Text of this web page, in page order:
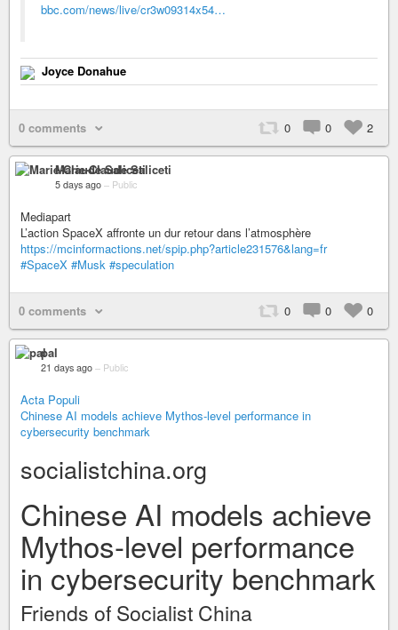
bbc.com/news/live/cr3w09314x54…
Joyce Donahue
0 comments 0 0 2
Marie-Claude Saliceti
5 days ago – Public
Mediapart
L’action SpaceX affronte un dur retour dans l’atmosphère
https://mcinformactions.net/spip.php?article231576&lang=fr
#SpaceX #Musk #speculation
0 comments 0 0 0
pal
21 days ago – Public
Acta Populi
Chinese AI models achieve Mythos-level performance in
cybersecurity benchmark
socialistchina.org
Chinese AI models achieve
Mythos-level performance
in cybersecurity benchmark
Friends of Socialist China